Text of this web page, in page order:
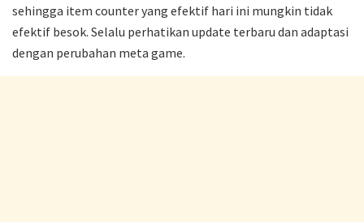
sehingga item counter yang efektif hari ini mungkin tidak
efektif besok. Selalu perhatikan update terbaru dan adaptasi
dengan perubahan meta game.